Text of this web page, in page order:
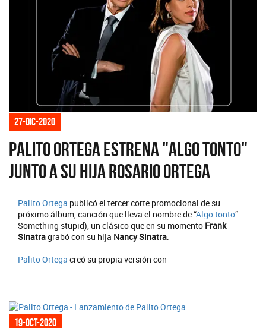
27-dic-2020
Palito Ortega estrena "Algo tonto"
junto a su hija Rosario Ortega
Palito Ortega publicó el tercer corte promocional de su
próximo álbum, canción que lleva el nombre de “Algo tonto”
Something stupid), un clásico que en su momento Frank
Sinatragrabó con su hija Nancy Sinatra.
Palito Ortega creó su propia versión con
19-oct-2020